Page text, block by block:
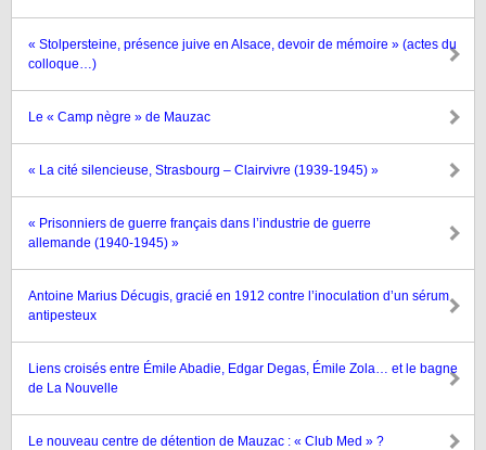
« Stolpersteine, présence juive en Alsace, devoir de mémoire » (actes du
colloque…)
Le « Camp nègre » de Mauzac
« La cité silencieuse, Strasbourg – Clairvivre (1939-1945) »
« Prisonniers de guerre français dans l’industrie de guerre
allemande (1940-1945) »
Antoine Marius Décugis, gracié en 1912 contre l’inoculation d’un sérum
antipesteux
Liens croisés entre Émile Abadie, Edgar Degas, Émile Zola… et le bagne
de La Nouvelle
Le nouveau centre de détention de Mauzac : « Club Med » ?